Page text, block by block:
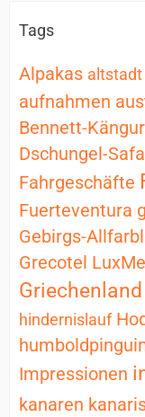
Tags
Alpakas altstadt
aufnahmen
Bennett-
Dschungel-
Fahrgeschäfte
Fuerteventura
Gebirgs-
Grecotel
Griechenland
hindernislauf
Impressionen
kanaren